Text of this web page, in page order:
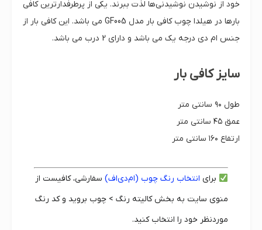
خود از نوشیدن نوشیدنی‌ها لذت ببرند. یکی از پرطرفدارترین کافی
بارها در هیلدا چوب کافی بار مدل GF005 می باشد. این کافی بار از
جنس ام دی درجه یک می باشد و دارای 2 درب می باشد.
سایز کافی بار
طول ۹۰ سانتی متر
عمق ۴۵ سانتی متر
ارتفاع ۱۶۰ سانتی متر
برای انتخاب رنگ چوب (ام‌دی‌اف)سفارشی، کافیست از
منوی سایت به بخش کالیته رنگ > چوب بروید و کد رنگ
موردنظر خود را انتخاب کنید.